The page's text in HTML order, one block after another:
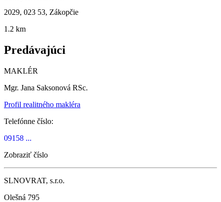
2029, 023 53, Zákopčie
1.2 km
Predávajúci
MAKLÉR
Mgr. Jana Saksonová RSc.
Profil realitného makléra
Telefónne číslo:
09158 ...
Zobraziť číslo
SLNOVRAT, s.r.o.
Olešná 795